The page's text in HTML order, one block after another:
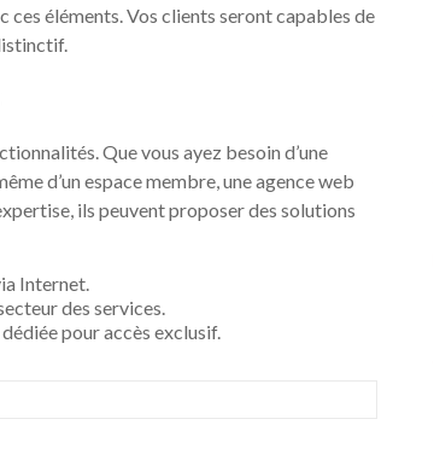
éléments. Vos clients seront capables de
Que vous ayez besoin d’une
d’un espace membre, une agence web
ils peuvent proposer des solutions
Internet.
des services.
pour accès exclusif.